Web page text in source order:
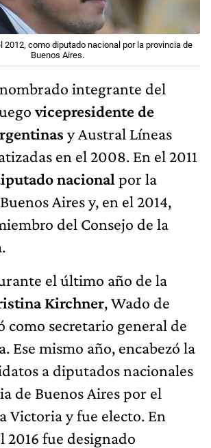
2012, como diputado nacional por la provincia de
Buenos Aires.
integrante del
vicepresidente de
y Austral Líneas
en el 2008. En el 2011
nacional por la
Aires y, en el 2014,
del Consejo de la
el último año de la
Kirchner, Wado de
como secretario general de
Ese mismo año, encabezó la
a diputados nacionales
de Buenos Aires por el
Victoria y fue electo.​ En
2016 fue designado